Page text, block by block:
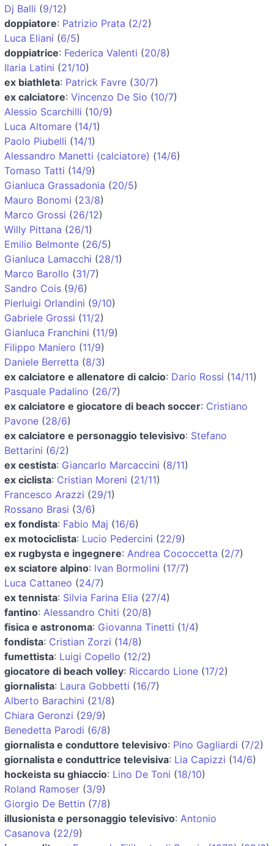
Dj Balli (9/12)
doppiatore: Patrizio Prata (2/2)
Luca Eliani (6/5)
doppiatrice: Federica Valenti (20/8)
Ilaria Latini (21/10)
ex biathleta: Patrick Favre (30/7)
ex calciatore: Vincenzo De Sio (10/7)
Alessio Scarchilli (10/9)
Luca Altomare (14/1)
Paolo Piubelli (14/1)
Alessandro Manetti (calciatore) (14/6)
Tomaso Tatti (14/9)
Gianluca Grassadonia (20/5)
Mauro Bonomi (23/8)
Marco Grossi (26/12)
Willy Pittana (26/1)
Emilio Belmonte (26/5)
Gianluca Lamacchi (28/1)
Marco Barollo (31/7)
Sandro Cois (9/6)
Pierluigi Orlandini (9/10)
Gabriele Grossi (11/2)
Gianluca Franchini (11/9)
Filippo Maniero (11/9)
Daniele Berretta (8/3)
ex calciatore e allenatore di calcio: Dario Rossi (14/11)
Pasquale Padalino (26/7)
ex calciatore e giocatore di beach soccer: Cristiano
Pavone (28/6)
ex calciatore e personaggio televisivo: Stefano
Bettarini (6/2)
ex cestista: Giancarlo Marcaccini (8/11)
ex ciclista: Cristian Moreni (21/11)
Francesco Arazzi (29/1)
Rossano Brasi (3/6)
ex fondista: Fabio Maj (16/6)
ex motociclista: Lucio Pedercini (22/9)
ex rugbysta e ingegnere: Andrea Cococcetta (2/7)
ex sciatore alpino: Ivan Bormolini (17/7)
Luca Cattaneo (24/7)
ex tennista: Silvia Farina Elia (27/4)
fantino: Alessandro Chiti (20/8)
fisica e astronoma: Giovanna Tinetti (1/4)
fondista: Cristian Zorzi (14/8)
fumettista: Luigi Copello (12/2)
giocatore di beach volley: Riccardo Lione (17/2)
giornalista: Laura Gobbetti (16/7)
Alberto Barachini (21/8)
Chiara Geronzi (29/9)
Benedetta Parodi (6/8)
giornalista e conduttore televisivo: Pino Gagliardi (7/2)
giornalista e conduttrice televisiva: Lia Capizzi (14/6)
hockeista su ghiaccio: Lino De Toni (18/10)
Roland Ramoser (3/9)
Giorgio De Bettin (7/8)
illusionista e personaggio televisivo: Antonio
Casanova (22/9)